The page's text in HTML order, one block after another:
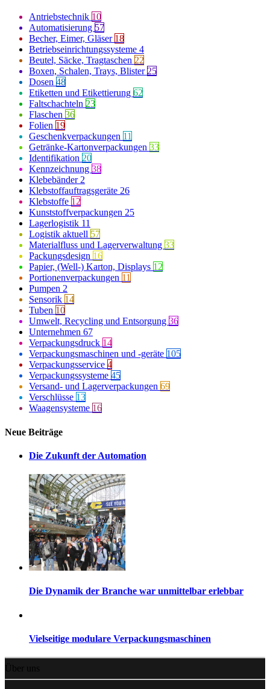
Antriebstechnik 10
Automatisierung 57
Becher, Eimer, Gläser 18
Betriebseinrichtungssysteme 4
Beutel, Säcke, Tragtaschen 22
Boxen, Schalen, Trays, Blister 25
Dosen 48
Etiketten und Etikettierung 62
Faltschachteln 23
Flaschen 36
Folien 19
Geschenkverpackungen 11
Getränke-Kartonverpackungen 33
Identifikation 20
Kennzeichnung 38
Klebebänder 2
Klebstoffauftragsgeräte 26
Klebstoffe 12
Kunststoffverpackungen 25
Lagerlogistik 11
Logistik aktuell 57
Materialfluss und Lagerverwaltung 33
Packungsdesign 16
Papier, (Well-) Karton, Displays 12
Portionenverpackungen 11
Pumpen 2
Sensorik 14
Tuben 10
Umwelt, Recycling und Entsorgung 36
Unternehmen 67
Verpackungsdruck 14
Verpackungsmaschinen und -geräte 105
Verpackungsservice 4
Verpackungssysteme 45
Versand- und Lagerverpackungen 69
Verschlüsse 13
Waagensysteme 16
Neue Beiträge
Die Zukunft der Automation
Die Dynamik der Branche war unmittelbar erlebbar
Vielseitige modulare Verpackungsmaschinen
Über uns